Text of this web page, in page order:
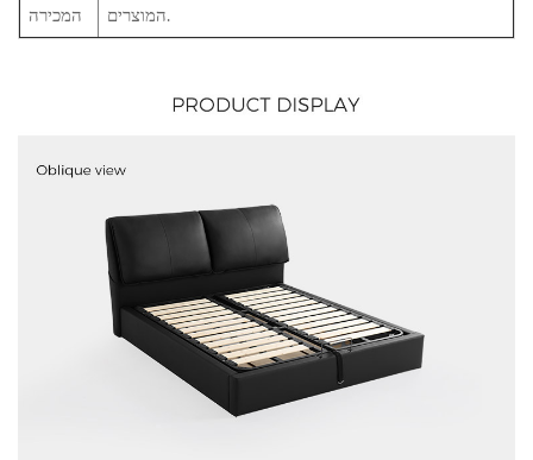
המכירה
המוצרים.